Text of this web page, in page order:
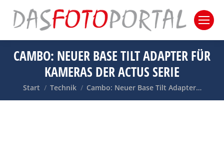
CAMBO: NEUER BASE TILT ADAPTER FÜR
KAMERAS DER ACTUS SERIE
Sie befinden sich hier:
Start Technik Cambo: Neuer Base Tilt Adapter…